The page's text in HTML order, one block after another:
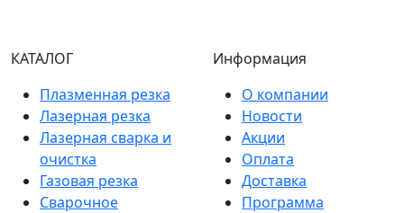
КАТАЛОГ
Плазменная резка
Лазерная резка
Лазерная сварка и
очистка
Газовая резка
Сварочное
Информация
О компании
Новости
Акции
Оплата
Доставка
Программа